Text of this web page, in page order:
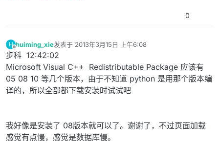
0
H
离线
huiming_xie发表于 2013年3月15日 上午6:08
最后由 编辑
步科 12:42:02
Microsoft Visual C++ Redistributable Package 应该有
05 08 10 等几个版本，由于不知道 python 是用那个版本编
译的，所以全部都下载安装时试试吧
我好像是安装了 08版本就可以了。谢谢了，不过页面加载
感觉有点慢，感觉是数据库慢。